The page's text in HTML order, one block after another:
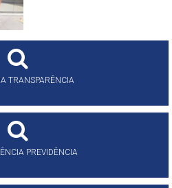
TRANSPARÊNCIA
PREVIDÊNCIA